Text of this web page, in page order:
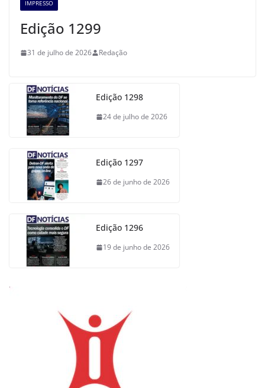
IMPRESSO
Edição 1299
31 de julho de 2026 Redação
Edição 1298
24 de julho de 2026
Edição 1297
26 de junho de 2026
Edição 1296
19 de junho de 2026